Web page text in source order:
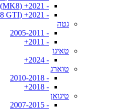
- 2021+ (MK8)
- 2021+ (MK8 GTI)
גטה
- 2005-2011
- 2011+
טאיגו
- 2024+
טוארג
- 2010-2018
- 2018+
טיגואן
- 2007-2015